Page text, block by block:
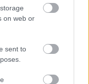
on web or
sent to
Γενικό